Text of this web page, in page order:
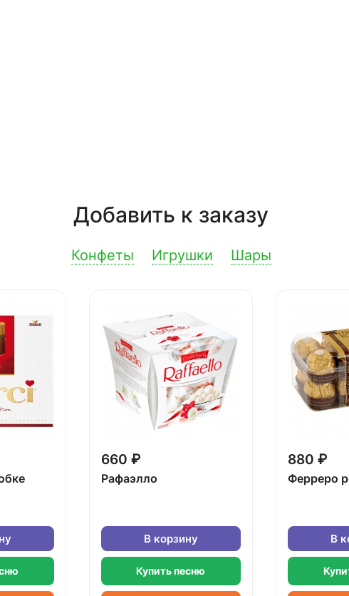
Добавить к заказу
Конфеты Игрушки Шары
660 ₽
Рафаэлло
В корзину
Купить песню
880 ₽
Ферреро
В